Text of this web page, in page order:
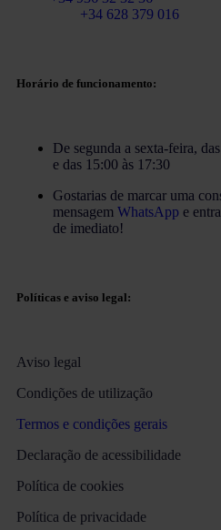
+34 628 379 016
Horário de funcionamento:
De segunda a sexta-feira,
e das 15:00 às 17:30
Gostarias de marcar uma
mensagem WhatsApp e
de imediato!
Políticas e aviso legal:
Aviso legal
Condições de utilização
Termos e condições gerais
Declaração de acessibilidade
Política de cookies
Política de privacidade